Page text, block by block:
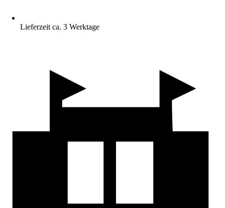
Lieferzeit ca. 3 Werktage